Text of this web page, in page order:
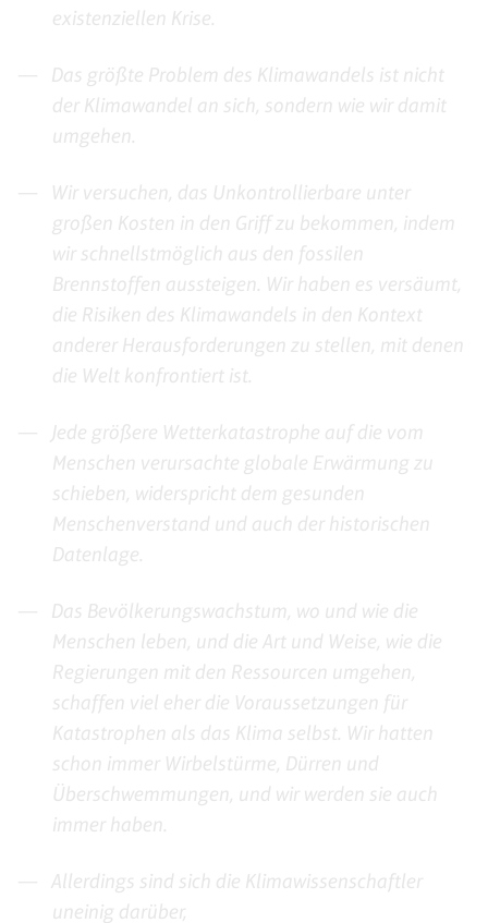
existenziellen Krise.
Das größte Problem des Klimawandels ist nicht
der Klimawandel an sich, sondern wie wir damit
umgehen.
Wir versuchen, das Unkontrollierbare unter
großen Kosten in den Griff zu bekommen, indem
wir schnellstmöglich aus den fossilen
Brennstoffen aussteigen. Wir haben es versäumt,
die Risiken des Klimawandels in den Kontext
anderer Herausforderungen zu stellen, mit denen
die Welt konfrontiert ist.
Jede größere Wetterkatastrophe auf die vom
Menschen verursachte globale Erwärmung zu
schieben, widerspricht dem gesunden
Menschenverstand und auch der historischen
Datenlage.
Das Bevölkerungswachstum, wo und wie die
Menschen leben, und die Art und Weise, wie die
Regierungen mit den Ressourcen umgehen,
schaffen viel eher die Voraussetzungen für
Katastrophen als das Klima selbst. Wir hatten
schon immer Wirbelstürme, Dürren und
Überschwemmungen, und wir werden sie auch
immer haben.
Allerdings sind sich die Klimawissenschaftler
uneinig darüber,